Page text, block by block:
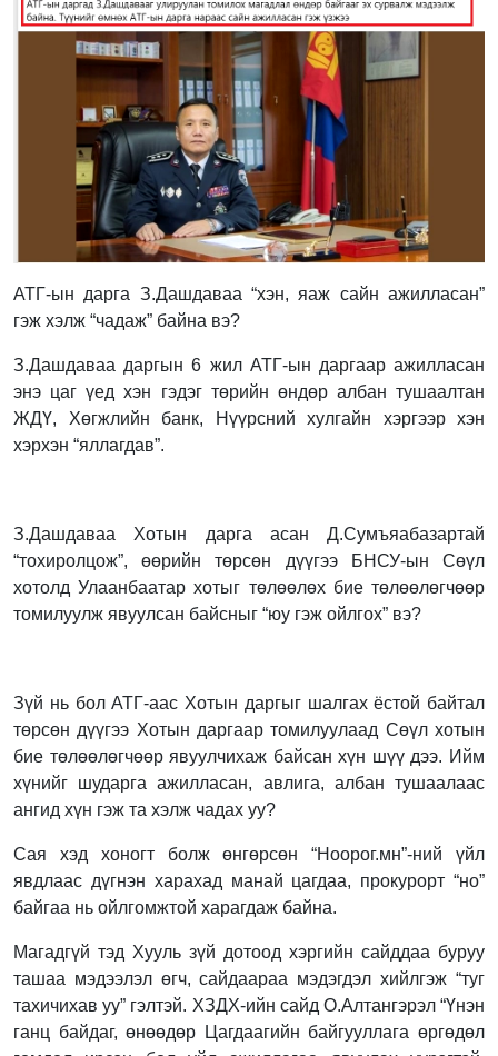
АТГ-ын дарга З.Дашдаваа “хэн, яаж сайн ажилласан”
гэж хэлж “чадаж” байна вэ?
З.Дашдаваа даргын 6 жил АТГ-ын даргаар ажилласан
энэ цаг үед хэн гэдэг төрийн өндөр албан тушаалтан
ЖДҮ, Хөгжлийн банк, Нүүрсний хулгайн хэргээр хэн
хэрхэн “яллагдав”.
З.Дашдаваа Хотын дарга асан Д.Сумъяабазартай
“тохиролцож”, өөрийн төрсөн дүүгээ БНСУ-ын Сөүл
хотолд Улаанбаатар хотыг төлөөлөх бие төлөөлөгчөөр
томилуулж явуулсан байсныг “юу гэж ойлгох” вэ?
Зүй нь бол АТГ-аас Хотын даргыг шалгах ёстой байтал
төрсөн дүүгээ Хотын даргаар томилуулаад Сөүл хотын
бие төлөөлөгчөөр явуулчихаж байсан хүн шүү дээ. Ийм
хүнийг шударга ажилласан, авлига, албан тушаалаас
ангид хүн гэж та хэлж чадах уу?
Сая хэд хоногт болж өнгөрсөн “Ноорог.мн”-ний үйл
явдлаас дүгнэн харахад манай цагдаа, прокурорт “но”
байгаа нь ойлгомжтой харагдаж байна.
Магадгүй тэд Хууль зүй дотоод хэргийн сайддаа буруу
ташаа мэдээлэл өгч, сайдаараа мэдэгдэл хийлгэж “туг
тахичихав уу” гэлтэй. ХЗДХ-ийн сайд О.Алтангэрэл “Үнэн
ганц байдаг, өнөөдөр Цагдаагийн байгууллага өргөдөл